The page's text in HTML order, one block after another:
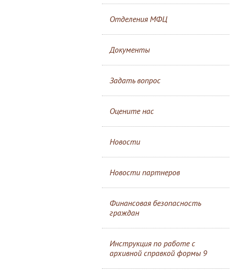
Отделения МФЦ
Документы
Задать вопрос
Оцените нас
Новости
Новости партнеров
Финансовая безопасность
граждан
Инструкция по работе с
архивной справкой формы 9